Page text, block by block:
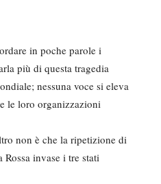
in poche parole i
più di questa tragedia
nessuna voce si eleva
le loro organizzazio­ni
non è che la ripetizione di
invase i tre stati